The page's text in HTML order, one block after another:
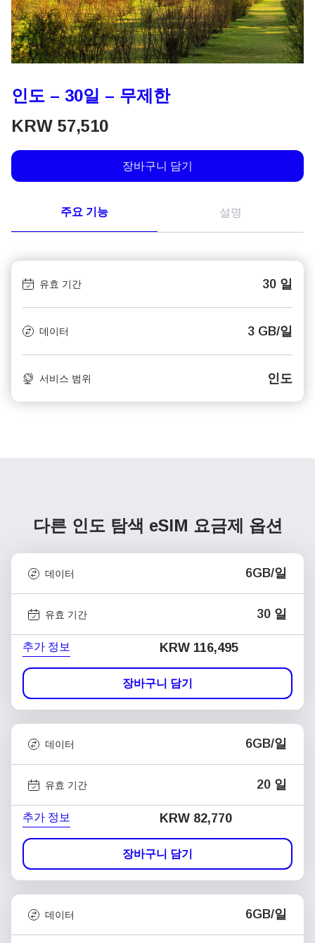
인도 – 30일 – 무제한
KRW 57,510
장바구니 담기
주요 기능 설명
유효 기간 30 일
데이터 3 GB/일
서비스 범위 인도
다른 인도 탐색 eSIM 요금제 옵션
데이터 6GB/일
유효 기간 30 일
추가 정보 KRW 116,495
장바구니 담기
데이터 6GB/일
유효 기간 20 일
추가 정보 KRW 82,770
장바구니 담기
데이터 6GB/일